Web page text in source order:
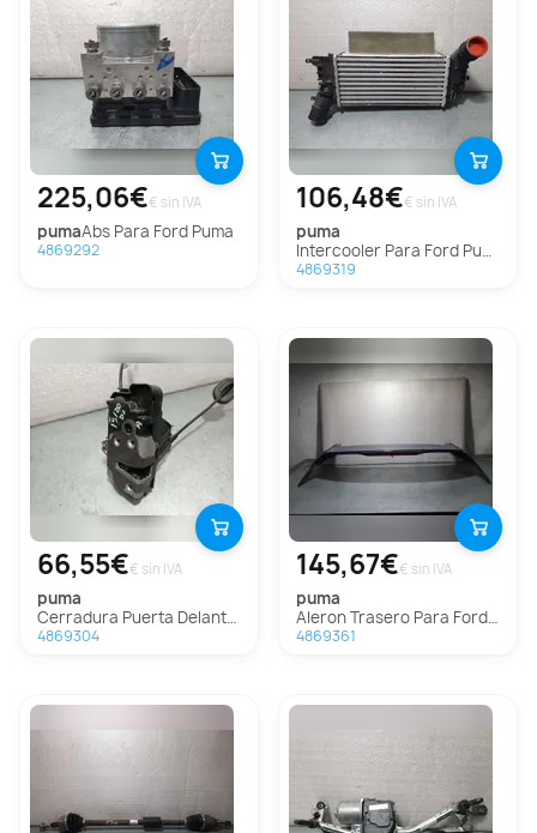
225,06€€ sin IVA
puma Abs Para Ford Puma
4869292
106,48€€ sin IVA
puma
Intercooler Para Ford Puma
4869319
66,55€€ sin IVA
puma
Cerradura Puerta Delantera Izquierda Para Ford Puma
4869304
145,67€€ sin IVA
puma
Aleron Trasero Para Ford Puma
4869361